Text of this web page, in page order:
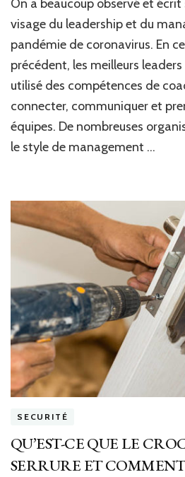
On a beaucoup observé et
visage du leadership et du
pandémie de coronavirus. En
précédent, les meilleurs
utilisé des compétences de
connecter, communiquer et
équipes. De nombreuses
le style de management …
SECURITÉ
QU’EST-CE QUE LE
SERRURE ET